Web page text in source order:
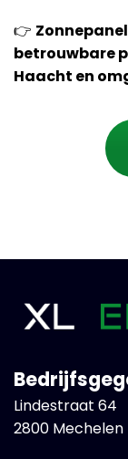
👉
betrouwbare
Haacht en
Lindestraat 64
2800 Mechelen